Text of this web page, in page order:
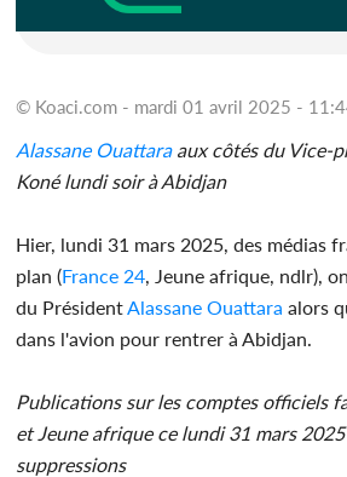
© Koaci.com - mardi 01 avril 2025 -
Alassane Ouattaraaux côtés du Vice-
Koné lundi soir à Abidjan
Hier, lundi 31 mars 2025, des médias
plan (France 24 , Jeune afrique, ndlr),
du Président Alassane Ouattara alors
dans l'avion pour rentrer à Abidjan.
Publications sur les comptes officiels
et Jeune afrique ce lundi 31 mars
suppressions